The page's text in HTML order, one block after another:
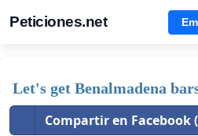
Peticiones.net
Let's get Benalmadena
Compartir en Facebook